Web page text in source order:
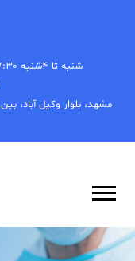
شنبه تا 4شنبه 7:30 الی 21 و 5 شنبه ها 7:30 الی 14:30